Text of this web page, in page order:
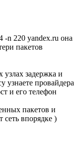
n 220 yandex.ru она
пакетов
задержка и
узнаете провайдера
и его телефон
пакетов и
сеть впорядке )